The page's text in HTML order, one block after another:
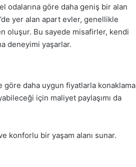
odalarına göre daha geniş bir alan
yer alan apart evler, genellikle
oluşur. Bu sayede misafirler, kendi
deneyimi yaşarlar.
daha uygun fiyatlarla konaklama
için maliyet paylaşımı da
konforlu bir yaşam alanı sunar.